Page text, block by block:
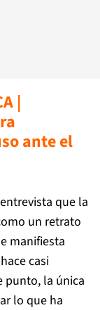
|
ante el
que la
un retrato
manifiesta
casi
punto, la única
lo que ha